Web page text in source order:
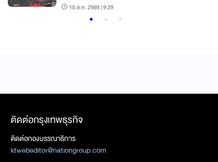
10 ส.ค. 2569 | 9:29
ติดต่อกรุงเทพธุรกิจ
ติดต่อกองบรรณาธิการ
ktwebeditor@nationgroup.com